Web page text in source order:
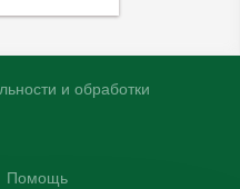
и обработки
Помощь